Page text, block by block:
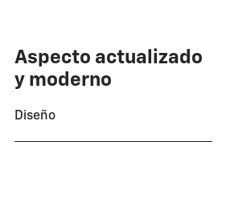
Aspecto actualizado
y moderno
Diseño